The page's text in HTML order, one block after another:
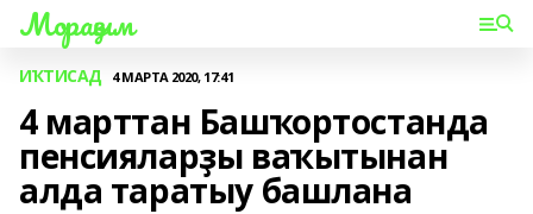
Мораҙым
ИҠТИСАД 4 МАРТА 2020, 17:41
4 марттан Башҡортостанда
пенсияларҙы ваҡытынан
алда таратыу башлана